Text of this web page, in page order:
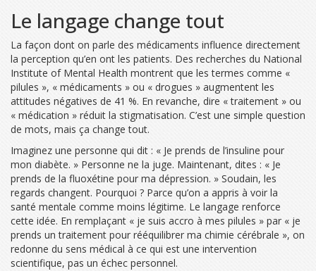
Le langage change tout
La façon dont on parle des médicaments influence directement
la perception qu’en ont les patients. Des recherches du National
Institute of Mental Health montrent que les termes comme «
pilules », « médicaments » ou « drogues » augmentent les
attitudes négatives de 41 %. En revanche, dire « traitement » ou
« médication » réduit la stigmatisation. C’est une simple question
de mots, mais ça change tout.
Imaginez une personne qui dit : « Je prends de l’insuline pour
mon diabète. » Personne ne la juge. Maintenant, dites : « Je
prends de la fluoxétine pour ma dépression. » Soudain, les
regards changent. Pourquoi ? Parce qu’on a appris à voir la
santé mentale comme moins légitime. Le langage renforce
cette idée. En remplaçant « je suis accro à mes pilules » par « je
prends un traitement pour rééquilibrer ma chimie cérébrale », on
redonne du sens médical à ce qui est une intervention
scientifique, pas un échec personnel.